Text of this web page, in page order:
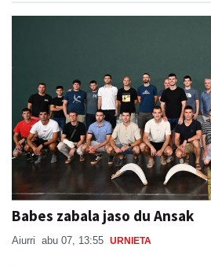
Babes zabala jaso du Ansak
Aiurri abu 07, 13:55 URNIETA